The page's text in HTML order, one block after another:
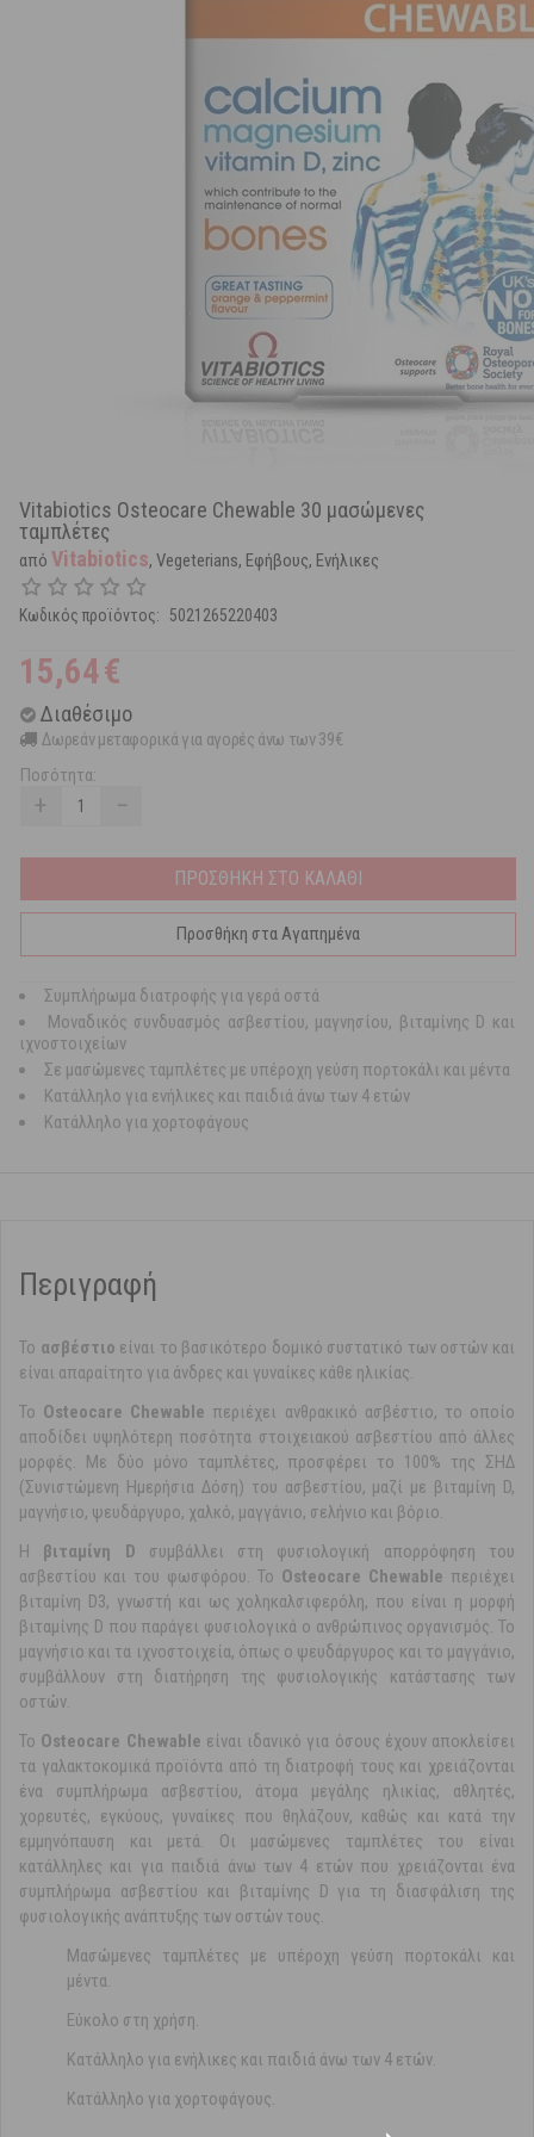
Vitabiotics Osteocare Chewable 30 μασώμενες
ταμπλέτες
από Vitabiotics, Vegeterians, Εφήβους, Ενήλικες
Κωδικός προϊόντος: 5021265220403
15,64€
Διαθέσιμο
Δωρεάν μεταφορικά για αγορές άνω των 39€
Ποσότητα:
+ −
ΠΡΟΣΘΗΚΗ ΣΤΟ ΚΑΛΑΘΙ
Προσθήκη στα Αγαπημένα
Συμπλήρωμα διατροφής για γερά οστά
Μοναδικός συνδυασμός ασβεστίου, μαγνησίου, βιταμίνης D και
ιχνοστοιχείων
Σε μασώμενες ταμπλέτες με υπέροχη γεύση πορτοκάλι και μέντα
Κατάλληλο για ενήλικες και παιδιά άνω των 4 ετών
Κατάλληλο για χορτοφάγους
Περιγραφή
Το ασβέστιο είναι το βασικότερο δομικό συστατικό των οστών και
είναι απαραίτητο για άνδρες και γυναίκες κάθε ηλικίας.
Το Osteocare Chewable περιέχει ανθρακικό ασβέστιο, το οποίο
αποδίδει υψηλότερη ποσότητα στοιχειακού ασβεστίου από άλλες
μορφές. Με δύο μόνο ταμπλέτες, προσφέρει το 100% της ΣΗΔ
(Συνιστώμενη Ημερήσια Δόση) του ασβεστίου, μαζί με βιταμίνη D,
μαγνήσιο, ψευδάργυρο, χαλκό, μαγγάνιο, σελήνιο και βόριο.
Η βιταμίνη D συμβάλλει στη φυσιολογική απορρόφηση του
ασβεστίου και του φωσφόρου. Το Osteocare Chewable περιέχει
βιταμίνη D3, γνωστή και ως χοληκαλσιφερόλη, που είναι η μορφή
βιταμίνης D που παράγει φυσιολογικά ο ανθρώπινος οργανισμός. Το
μαγνήσιο και τα ιχνοστοιχεία, όπως ο ψευδάργυρος και το μαγγάνιο,
συμβάλλουν στη διατήρηση της φυσιολογικής κατάστασης των
οστών.
Το Osteocare Chewable είναι ιδανικό για όσους έχουν αποκλείσει
τα γαλακτοκομικά προϊόντα από τη διατροφή τους και χρειάζονται
ένα συμπλήρωμα ασβεστίου, άτομα μεγάλης ηλικίας, αθλητές,
χορευτές, εγκύους, γυναίκες που θηλάζουν, καθώς και κατά την
εμμηνόπαυση και μετά. Οι μασώμενες ταμπλέτες του είναι
κατάλληλες και για παιδιά άνω των 4 ετών που χρειάζονται ένα
συμπλήρωμα ασβεστίου και βιταμίνης D για τη διασφάλιση της
φυσιολογικής ανάπτυξης των οστών τους.
Μασώμενες ταμπλέτες με υπέροχη γεύση πορτοκάλι και
μέντα.
Εύκολο στη χρήση.
Κατάλληλο για ενήλικες και παιδιά άνω των 4 ετών.
Κατάλληλο για χορτοφάγους.